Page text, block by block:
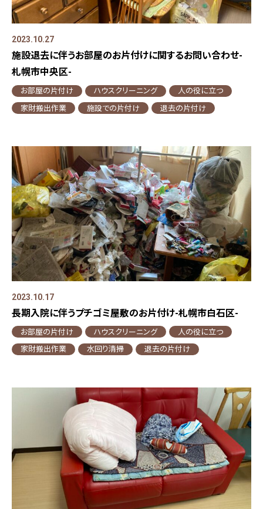
2023.10.27
施設退去に伴うお部屋のお片付けに関するお問い合わせ-
札幌市中央区-
お部屋の片付け ハウスクリーニング
人の役に立つ
家財搬出作業
施設での片付け 退去の片付け
2023.10.17
長期入院に伴うプチゴミ屋敷のお片付け-札幌市白石区-
お部屋の片付け ハウスクリーニング
人の役に立つ
家財搬出作業
水回り清掃 退去の片付け